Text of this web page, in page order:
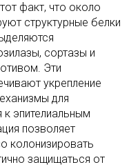
факт, что около
структурные белки
сортазы и
Эти
укрепление
для
к эпителиальным
позволяет
колонизировать
защищаться от